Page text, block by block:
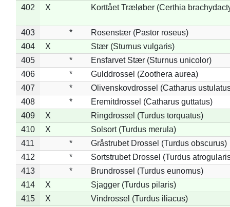
402
X Korttået Træløber (Certhia
403 *
Rosenstær (Pastor roseus)
404
X
Stær (Sturnus vulgaris)
405
*
Ensfarvet Stær (Sturnus unicolor)
406
*
Gulddrossel (Zoothera aurea)
407
*
Olivenskovdrossel (Catharus
408
*
Eremitdrossel (Catharus guttatus)
409
X
Ringdrossel (Turdus torquatus)
410
X
Solsort (Turdus merula)
411
*
Gråstrubet Drossel (Turdus obscurus)
412
*
Sortstrubet Drossel (Turdus
413
*
Brundrossel (Turdus eunomus)
414
X
Sjagger (Turdus pilaris)
415
X
Vindrossel (Turdus iliacus)